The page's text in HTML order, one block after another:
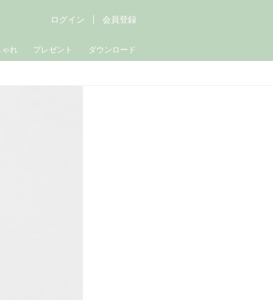
ゃれ プレゼント ダウンロード
ログイン 会員登録